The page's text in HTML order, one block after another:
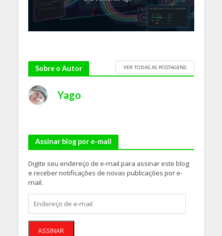
Sobre o Autor VER TODAS AS POSTAGENS
Yago
Assinar blog por e-mail
Digite seu endereço de e-mail para assinar este blog
e receber notificações de novas publicações por e-
mail.
de
ASSINAR